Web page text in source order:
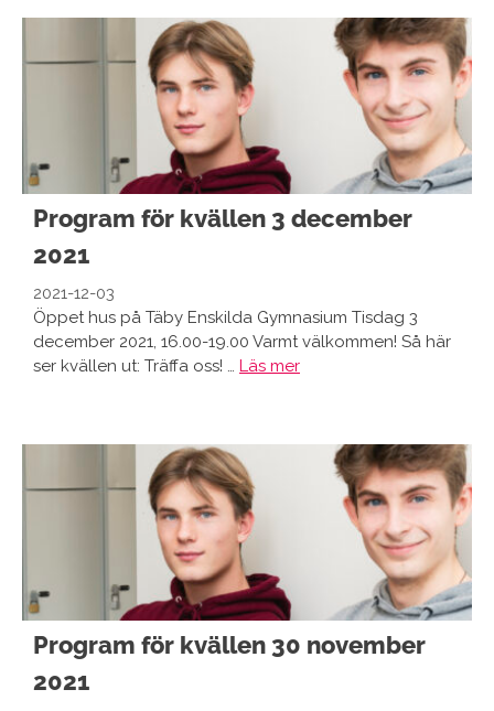
Program för kvällen 3 december
2021
2021-12-03
Öppet hus på Täby Enskilda Gymnasium Tisdag 3
december 2021, 16.00-19.00 Varmt välkommen! Så här
ser kvällen ut: Träffa oss! … Läs mer
Program för kvällen 30 november
2021